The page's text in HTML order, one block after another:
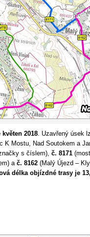
květen 2018. Uzavřený úsek
K Mostu, Nad Soutokem a
s číslem), č. 8171
a č. 8162 (Malý Újezd –
délka objízdné trasy je